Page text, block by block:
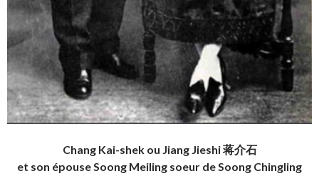
Chang Kai-shek ou Jiang Jieshi 蒋介石
et son épouse Soong Meiling soeur de Soong Chingling